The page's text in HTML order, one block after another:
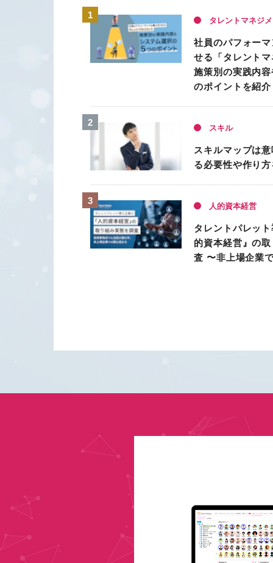
タレントマネジ
社員のパフォー
せる「タレント
施策別の実践内
のポイントを紹介
スキル
スキルマップは
る必要性や作り
人的資本経営
タレントパレッ
的資本経営』の
査 〜非上場企業